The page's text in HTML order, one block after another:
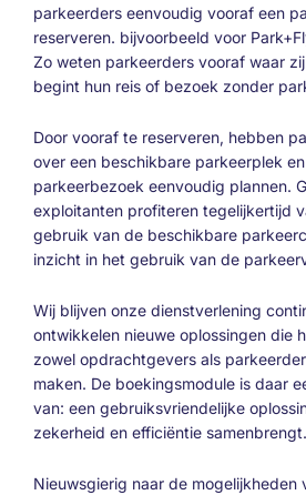
parkeerders eenvoudig vooraf een
reserveren. bijvoorbeeld voor
Zo weten parkeerders vooraf waar
begint hun reis of bezoek zonder
Door vooraf te reserveren, hebben
over een beschikbare parkeerplek
parkeerbezoek eenvoudig plannen.
exploitanten profiteren tegelijkertijd
gebruik van de beschikbare
inzicht in het gebruik van de
Wij blijven onze dienstverlening
ontwikkelen nieuwe oplossingen die
zowel opdrachtgevers als
maken. De boekingsmodule is daar
van: een gebruiksvriendelijke
zekerheid en efficiëntie samenbrengt.
Nieuwsgierig naar de mogelijkheden